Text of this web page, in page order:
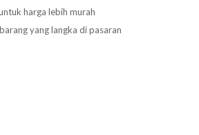
harga lebih murah
yang langka di pasaran